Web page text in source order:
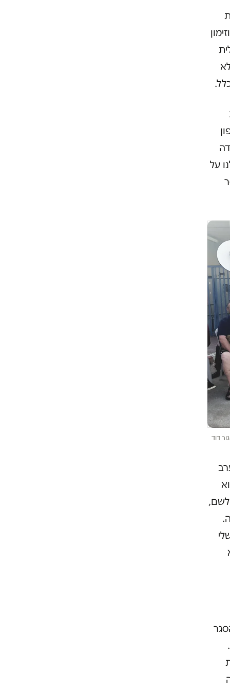
על
דוד
משנת 80'. הוא
לשם,
ופעילותו תועתק לטורקיה, החלטה שעומדת על הפרק מאז 2014.